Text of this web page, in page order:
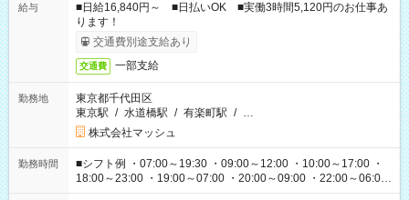
給与
■日給16,840円～ ■日払いOK ■実働3時間5,120円のお仕事あ
ります！
交通費別途支給あり
交通費 一部支給
勤務地
東京都千代田区
東京駅 / 水道橋駅 / 有楽町駅 / …
株式会社マッシュ
勤務時間
■シフト例 ・07:00～19:30 ・09:00～12:00 ・10:00～17:00 ・
18:00～23:00 ・19:00～07:00 ・20:00～09:00 ・22:00～06:00
etc ★最短で3時間で5,120円のお仕事から 15時間で2万円近く稼